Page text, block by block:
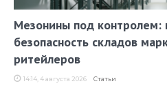
Мезонины под контролем:
безопасность складов
ритейлеров
14:14, 4 августа 2026 Статьи